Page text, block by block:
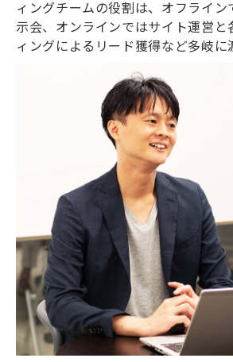
ィングチームの役割は、オフライ
示会、オンラインではサイト運営と
ィングによるリード獲得など多岐に